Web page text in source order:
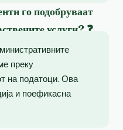
го подобруваат
услуги? ❓
преку
на податоци. Ова
и поефикасна